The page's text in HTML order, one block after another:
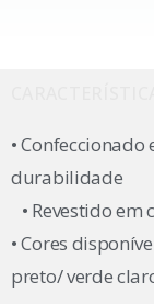
•
durabilidade
• Revestido
• Cores
preto/ verde